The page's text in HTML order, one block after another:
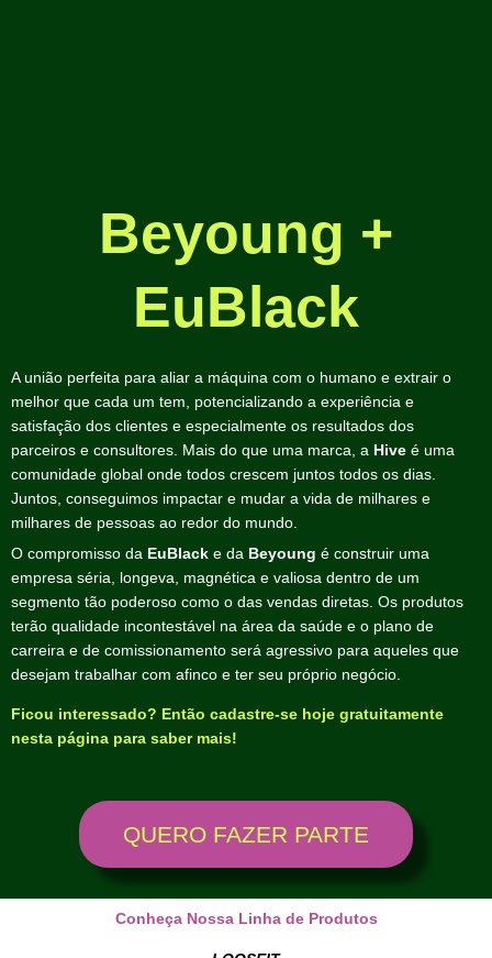
Beyoung +
EuBlack
A união perfeita para aliar a máquina com o humano e extrair o
melhor que cada um tem, potencializando a experiência e
satisfação dos clientes e especialmente os resultados dos
parceiros e consultores. Mais do que uma marca, a Hive é uma
comunidade global onde todos crescem juntos todos os dias.
Juntos, conseguimos impactar e mudar a vida de milhares e
milhares de pessoas ao redor do mundo.
O compromisso da EuBlack e da Beyoung é construir uma
empresa séria, longeva, magnética e valiosa dentro de um
segmento tão poderoso como o das vendas diretas. Os produtos
terão qualidade incontestável na área da saúde e o plano de
carreira e de comissionamento será agressivo para aqueles que
desejam trabalhar com afinco e ter seu próprio negócio.
Ficou interessado? Então cadastre-se hoje gratuitamente
nesta página para saber mais!
QUERO FAZER PARTE
Conheça Nossa Linha de Produtos